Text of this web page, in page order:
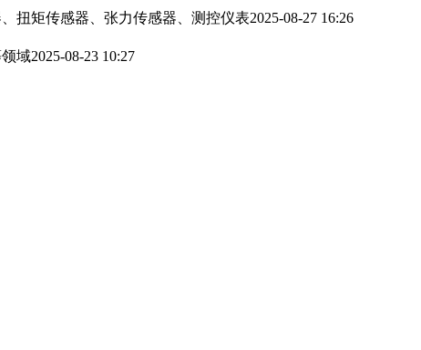
扭矩传感器、张力传感器、测控仪表2025-08-27 16:26
域2025-08-23 10:27